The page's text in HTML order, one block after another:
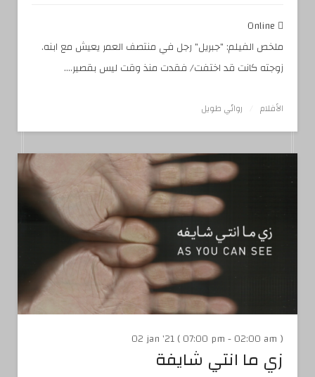
ملخص الفيلم: "جبريل" رجل في منتصف العمر يعيش مع ابنه.
زوجته كانت قد اختفت/ فقدت منذ وقت ليس بقصير....
الأفلام روائي طويل
02 jan '21 ( 07:00 pm - 02:00 am )
زي ما انتي شايفة